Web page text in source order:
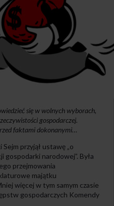
się w wolnych wyborach,
gospodarczej.
faktami dokonanymi…
przyjął ustawę „o
narodowej”. Była
przejmowania
majątku
więcej w tym samym czasie
gospodarczych Komendy